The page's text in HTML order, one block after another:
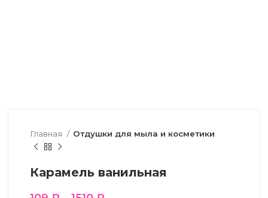
Главная Отдушки для мыла и косметики
Карамель ванильная